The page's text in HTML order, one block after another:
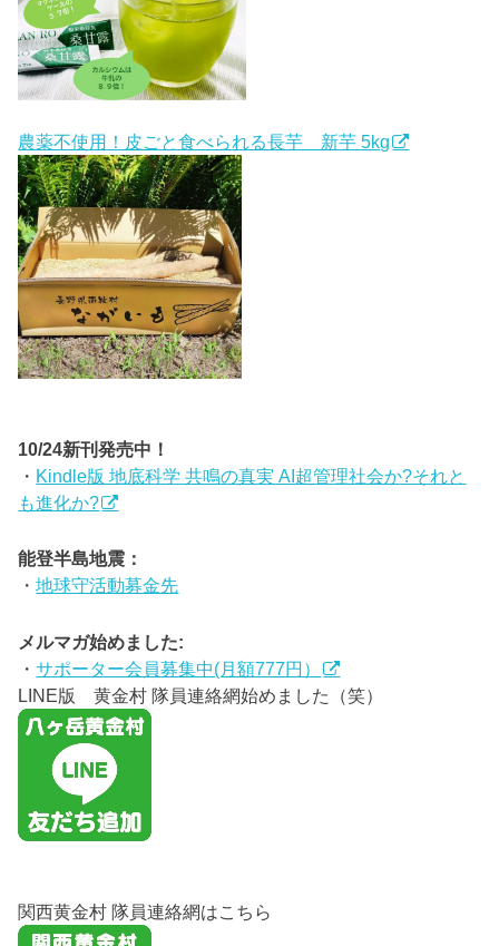
農薬不使用！皮ごと食べられる長芋 新芋 5kg
10/24新刊発売中！
・ Kindle版 地底科学 共鳴の真実 AI超管理社会か?それと
も進化か?
能登半島地震：
・地球守活動募金先
メルマガ始めました:
・サポーター会員募集中(月額777円）
LINE版 黄金村 隊員連絡網始めました（笑）
関西黄金村 隊員連絡網はこちら